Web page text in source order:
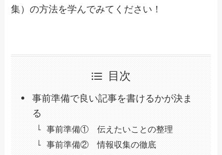
集）の方法を学んでみてください！
目次
事前準備で良い記事を書けるかが決ま
る
事前準備① 伝えたいことの整理
事前準備② 情報収集の徹底